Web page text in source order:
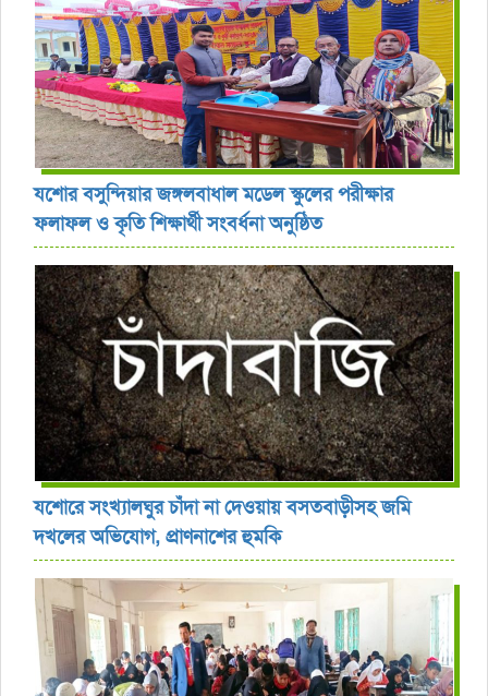
যশোর বসুন্দিয়ার জঙ্গলবাধাল মডেল স্কুলের পরীক্ষার
ফলাফল ও কৃতি শিক্ষার্থী সংবর্ধনা অনুষ্ঠিত
যশোরে সংখ্যালঘুর চাঁদা না দেওয়ায় বসতবাড়ীসহ জমি
দখলের অভিযোগ, প্রাণনাশের হুমকি